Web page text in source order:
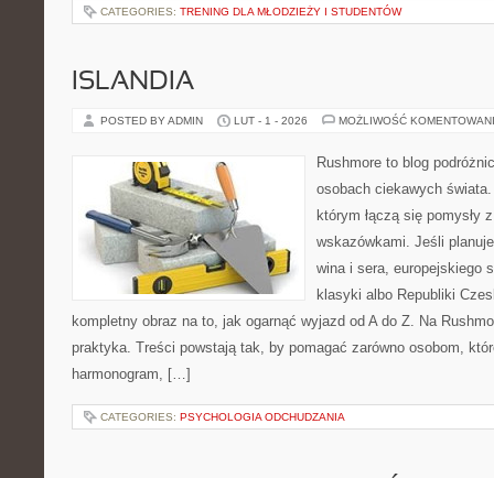
CATEGORIES: TRENING DLA MŁODZIEŻY I STUDENTÓW
ISLANDIA
POSTED BY ADMIN LUT - 1 - 2026 MOŻLIWOŚĆ
Rushmore to blog
osobach ciekawych
którym łączą się pomysły
wskazówkami. Jeśli
wina i sera, europejskiego
klasyki albo Republiki
kompletny obraz na to, jak ogarnąć wyjazd od A do Z. Na
praktyka. Treści powstają tak, by pomagać zarówno osobom,
harmonogram, […]
CATEGORIES: PSYCHOLOGIA ODCHUDZANIA